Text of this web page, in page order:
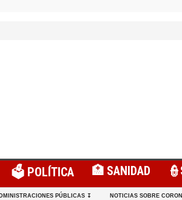
🗳️ POLÍTICA 🏥 SANIDAD
PÚBLICAS ↧ NOTICIAS SOBRE